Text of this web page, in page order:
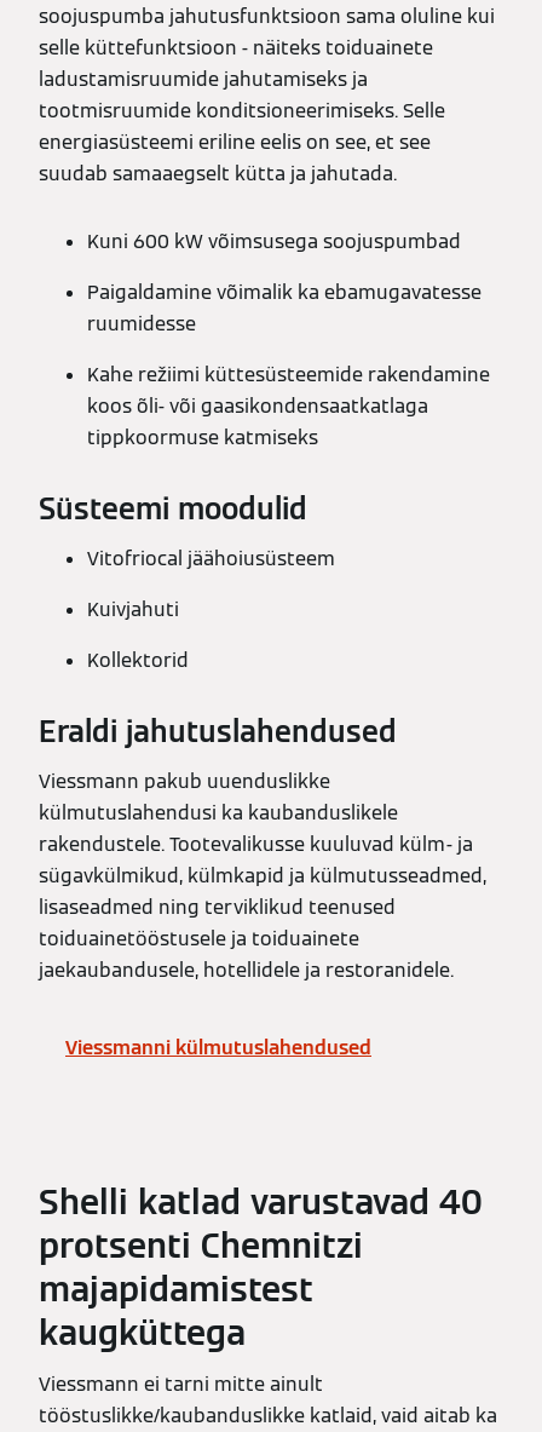
soojuspumba jahutusfunktsioon sama oluline kui
selle küttefunktsioon - näiteks toiduainete
ladustamisruumide jahutamiseks ja
tootmisruumide konditsioneerimiseks. Selle
energiasüsteemi eriline eelis on see, et see
suudab samaaegselt kütta ja jahutada.
Kuni 600 kW võimsusega soojuspumbad
Paigaldamine võimalik ka ebamugavatesse
ruumidesse
Kahe režiimi küttesüsteemide rakendamine
koos õli- või gaasikondensaatkatlaga
tippkoormuse katmiseks
Süsteemi moodulid
Vitofriocal jäähoiusüsteem
Kuivjahuti
Kollektorid
Eraldi jahutuslahendused
Viessmann pakub uuenduslikke
külmutuslahendusi ka kaubanduslikele
rakendustele. Tootevalikusse kuuluvad külm- ja
sügavkülmikud, külmkapid ja külmutusseadmed,
lisaseadmed ning terviklikud teenused
toiduainetööstusele ja toiduainete
jaekaubandusele, hotellidele ja restoranidele.
Viessmanni külmutuslahendused
Shelli katlad varustavad 40
protsenti Chemnitzi
majapidamistest
kaugküttega
Viessmann ei tarni mitte ainult
tööstuslikke/kaubanduslikke katlaid, vaid aitab ka